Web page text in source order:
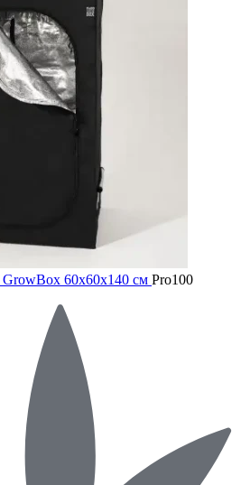
GrowBox 60x60x140 см Pro100